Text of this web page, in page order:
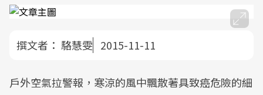
撰文者： 駱慧雯 2015-11-11
戶外空氣拉警報，寒涼的風中飄散著具致癌危險的細